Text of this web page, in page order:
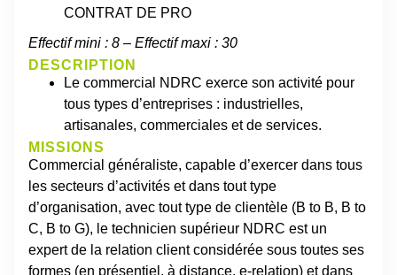
CONTRAT DE PRO
Effectif mini : 8 – Effectif maxi : 30
DESCRIPTION
Le commercial NDRC exerce son activité pour
tous types d’entreprises : industrielles,
artisanales, commerciales et de services.
MISSIONS
Commercial généraliste, capable d’exercer dans tous
les secteurs d’activités et dans tout type
d’organisation, avec tout type de clientèle (B to B, B to
C, B to G), le technicien supérieur NDRC est un
expert de la relation client considérée sous toutes ses
formes (en présentiel, à distance, e-relation) et dans